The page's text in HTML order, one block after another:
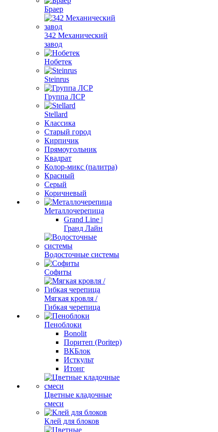
Браер
342 Механический
завод
Нобетек
Steinrus
Группа ЛСР
Stellard
Классика
Старый город
Кирпичик
Прямоугольник
Квадрат
Колор-микс (палитра)
Красный
Серый
Коричневый
Металлочерепица
Grand Line |
Гранд Лайн
Водосточные системы
Софиты
Мягкая кровля /
Гибкая черепица
Пеноблоки
Bonolit
Поритеп (Poritep)
ВКБлок
Исткульт
Итонг
Цветные кладочные
смеси
Клей для блоков